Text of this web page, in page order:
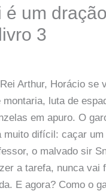
é um
3
Arthur, Horácio se
luta de
em apuro. O
muito difícil: caçar um
o malvado sir
a tarefa, nunca vai
E agora? Como o